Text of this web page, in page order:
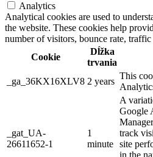
Analytics
Analytical cookies are used to
the website. These cookies help
number of visitors, bounce rate, traffic
Cookie
Dĺžka
trvania
_ga_36KX16XLV8 2 years
This
_gat_UA-
26611652-1
1
minute
A
Google
track
site
in the